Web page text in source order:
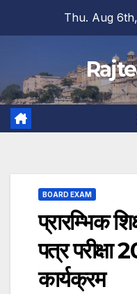
Thu. Aug
BOARD EXAM
प्रारम्भिक
पत्र परीक्षा
कार्यक्रम